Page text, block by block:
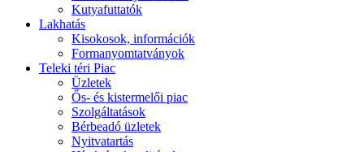
Kutyafuttatók
Lakhatás
Kisokosok, információk
Formanyomtatványok
Teleki téri Piac
Üzletek
Ős- és kistermelői piac
Szolgáltatások
Bérbeadó üzletek
Nyitvatartás